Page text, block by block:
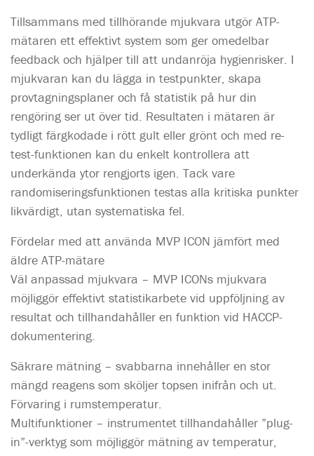
Tillsammans med tillhörande mjukvara utgör ATP-
mätaren ett effektivt system som ger omedelbar
feedback och hjälper till att undanröja hygienrisker. I
mjukvaran kan du lägga in testpunkter, skapa
provtagningsplaner och få statistik på hur din
rengöring ser ut över tid. Resultaten i mätaren är
tydligt färgkodade i rött gult eller grönt och med re-
test-funktionen kan du enkelt kontrollera att
underkända ytor rengjorts igen. Tack vare
randomiseringsfunktionen testas alla kritiska punkter
likvärdigt, utan systematiska fel.
Fördelar med att använda MVP ICON jämfört med
äldre ATP-mätare
Väl anpassad mjukvara – MVP ICONs mjukvara
möjliggör effektivt statistikarbete vid uppföljning av
resultat och tillhandahåller en funktion vid HACCP-
dokumentering.
Säkrare mätning – svabbarna innehåller en stor
mängd reagens som sköljer topsen inifrån och ut.
Förvaring i rumstemperatur.
Multifunktioner – instrumentet tillhandahåller ”plug-
in”-verktyg som möjliggör mätning av temperatur,